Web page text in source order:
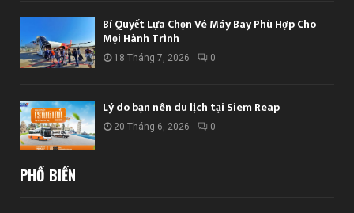
Bí Quyết Lựa Chọn Vé Máy Bay Phù Hợp Cho
Mọi Hành Trình
18 Tháng 7, 2026 0
Lý do bạn nên du lịch tại Siem Reap
20 Tháng 6, 2026 0
PHỔ BIẾN